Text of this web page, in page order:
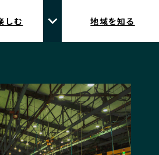
しむ 地域を知る